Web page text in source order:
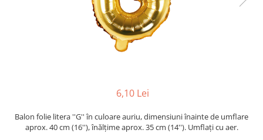
6,10 Lei
Balon folie litera ''G'' în culoare auriu, dimensiuni înainte de umflare
aprox. 40 cm (16''), înălțime aprox. 35 cm (14''). Umflați cu aer.